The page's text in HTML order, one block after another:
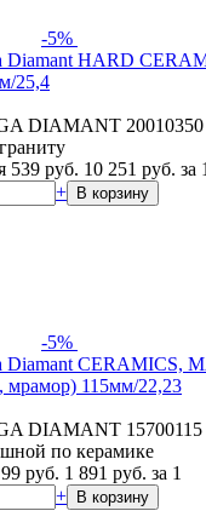
-5%
Diamant HARD
25,4
DIAMANT
539 руб. 10 251 руб. за 1
+ В корзину
-5%
Diamant CERAMICS,
мрамор) 115мм/22,23
DIAMANT 15700115
по керамике
руб. 1 891 руб. за 1
+ В корзину